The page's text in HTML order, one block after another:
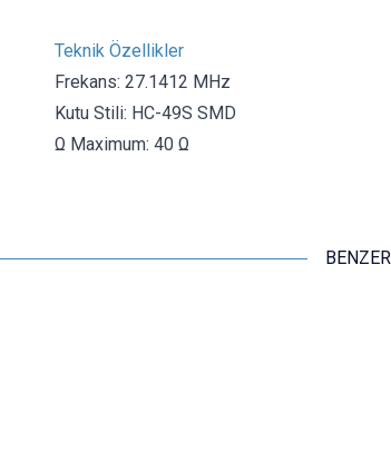
Teknik Özellikler
Frekans: 27.1412 MHz
Kutu Stili: HC-49S SMD
Ω Maximum: 40 Ω
BENZER